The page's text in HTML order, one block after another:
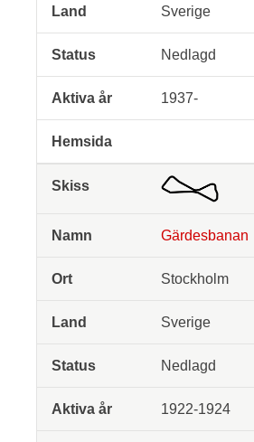
Sverige
Nedlagd
1937-
Gärdesbanan
Stockholm
Sverige
Nedlagd
1922-1924